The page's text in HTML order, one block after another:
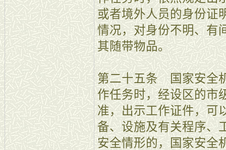
或者境外人员的身份证
情况，对身份不明、有
其随带物品。
第二十五条 国家安全
作任务时，经设区的市
准，出示工作证件，可
备、设施及有关程序、
安全情形的，国家安全